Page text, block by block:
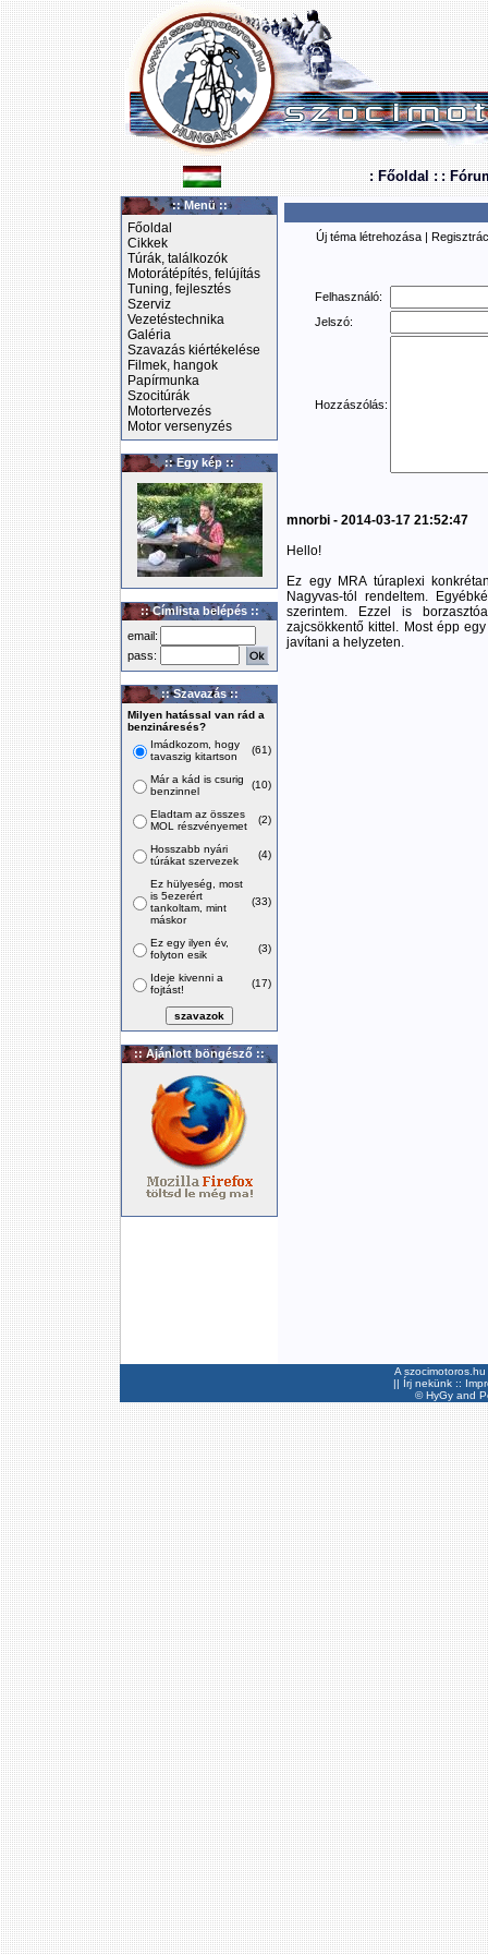
: Főoldal : :
:: Menü ::
Főoldal
Cikkek
Túrák, találkozók
Motorátépítés, felújítás
Tuning, fejlesztés
Szerviz
Vezetéstechnika
Galéria
Szavazás kiértékelése
Filmek, hangok
Papírmunka
Szocitúrák
Motortervezés
Motor versenyzés
:: Egy kép ::
:: Címlista belépés ::
email:
pass:
:: Szavazás ::
Milyen hatással van rád a
benzináresés?
Imádkozom, hogy
tavaszig kitartson
(61)
Már a kád is csurig
benzinnel
(10)
Eladtam az összes
MOL részvényemet
(2)
Hosszabb nyári
túrákat szervezek
(4)
Ez hülyeség, most
is 5ezerért
tankoltam, mint
máskor
(33)
Ez egy ilyen év,
folyton esik
(3)
Ideje kivenni a
fojtást!
(17)
:: Ajánlott böngésző ::
Új téma létrehozása |
Felhasználó:
Jelszó:
Hozzászólás:
mnorbi - 2014-03-17 21:52:47
Hello!
Ez egy MRA túraplexi
Nagyvas-tól rendeltem.
szerintem. Ezzel is
zajcsökkentő kittel. Most épp
javítani a helyzeten.
A
|| Írj nekünk ::
©HyGyand